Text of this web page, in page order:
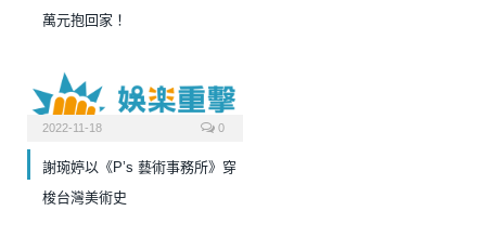
萬元抱回家！
2022-11-18 0
謝琬婷以《P’s 藝術事務所》穿
梭台灣美術史